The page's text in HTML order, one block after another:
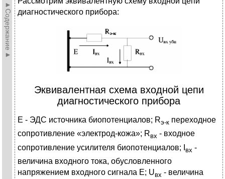
►Содержание►
диагностического прибора:
Эквивалентная схема входной цепи
диагностического прибора
Е - ЭДС источника биопотенциалов; Rэ-к переходное
сопротивление «электрод-кожа»; Rвх - входное
сопротивление усилителя биопотенциалов; I вх -
величина входного тока, обусловленного
напряжением входного сиг­нала Е; Uвх - величина